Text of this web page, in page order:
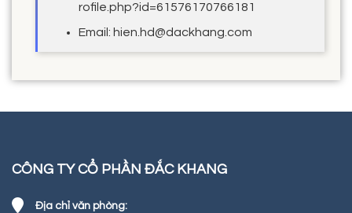
rofile.php?id=61576170766181
Email: hien.hd@dackhang.com
CÔNG TY CỔ PHẦN ĐẮC KHANG
Địa chỉ văn phòng: